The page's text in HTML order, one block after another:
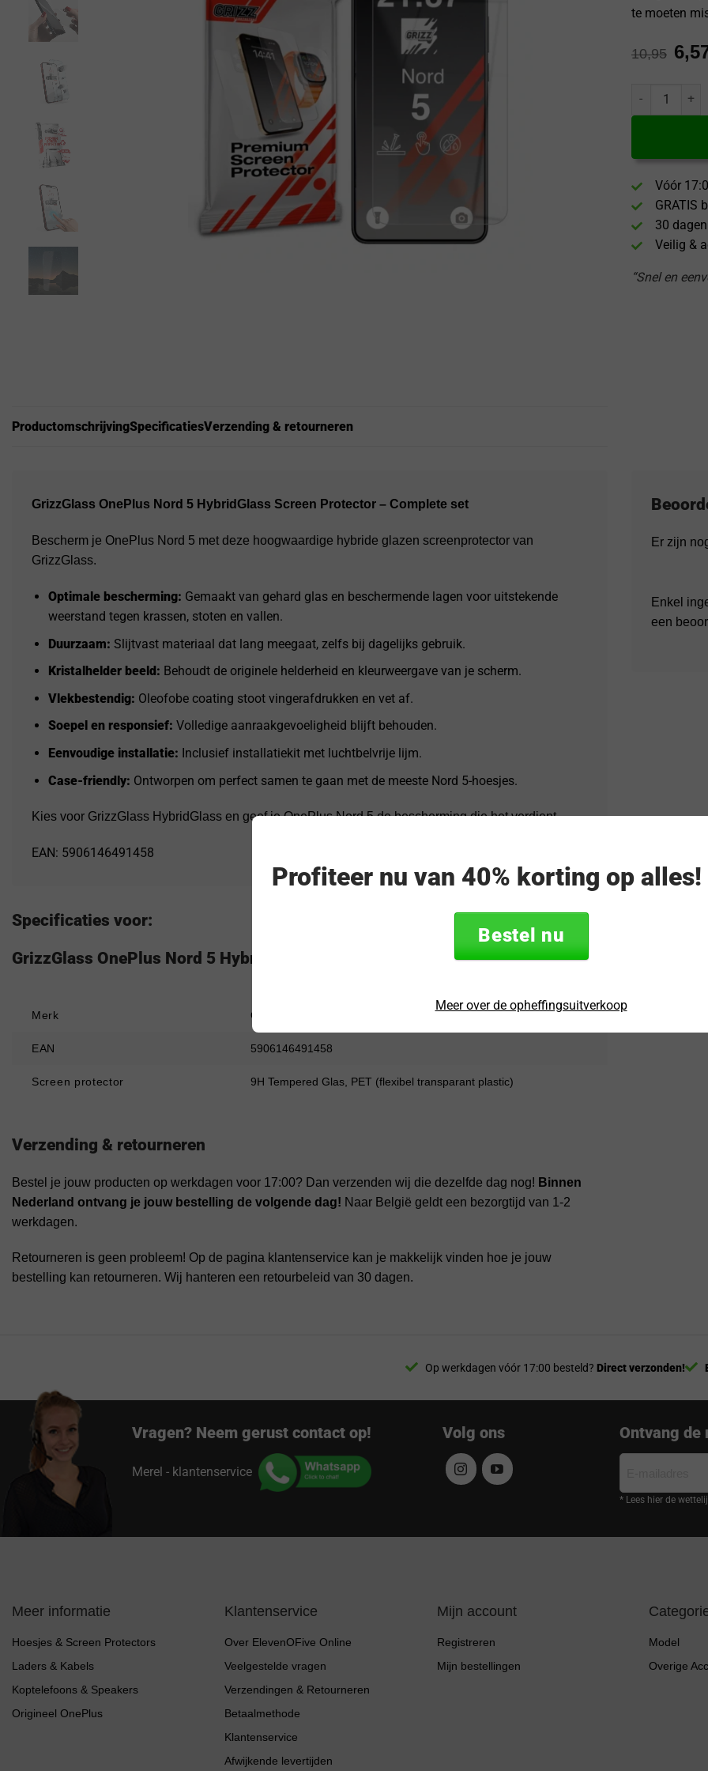
te moeten
10,95
GrizzGlass
Vóór
GRATIS
30
Veilig &
“Snel en
ProductomschrijvingSpecificatiesVerzending & retourneren
GrizzGlass OnePlus Nord 5 HybridGlass Screen Protector – Complete set
Bescherm je OnePlus Nord 5 met deze hoogwaardige hybride glazen screenprotector van
GrizzGlass.
Optimale bescherming: Gemaakt van gehard glas en beschermende lagen voor uitstekende
weerstand tegen krassen, stoten en vallen.
Duurzaam: Slijtvast materiaal dat lang meegaat, zelfs bij dagelijks gebruik.
Kristalhelder beeld: Behoudt de originele helderheid en kleurweergave van je scherm.
Vlekbestendig: Oleofobe coating stoot vingerafdrukken en vet af.
Soepel en responsief: Volledige aanraakgevoeligheid blijft behouden.
Eenvoudige installatie: Inclusief installatiekit met luchtbelvrije lijm.
Case-friendly: Ontworpen om perfect samen te gaan met de meeste Nord 5-hoesjes.
Kies voor GrizzGlass HybridGlass en geef je OnePlus Nord 5 de bescherming die het verdient.
EAN: 5906146491458
Specificaties voor:
GrizzGlass OnePlus Nord 5 HybridGlass Screen Protector
Merk GrizzGlass
EAN 5906146491458
Screen protector 9H Tempered Glas, PET (flexibel transparant plastic)
Verzending & retourneren
Bestel je jouw producten op werkdagen voor 17:00? Dan verzenden wij die dezelfde dag nog! Binnen
Nederland ontvang je jouw bestelling de volgende dag! Naar België geldt een bezorgtijd van 1-2
werkdagen.
Retourneren is geen probleem! Op de pagina klantenservice kan je makkelijk vinden hoe je jouw
bestelling kan retourneren. Wij hanteren een retourbeleid van 30 dagen.
Er zijn
Enkel
een
Op werkdagen vóór 17:00 besteld? Direct verzonden!
Vragen? Neem gerust contact op!
Merel - klantenservice
Volg ons Ontvang
* Lees hier de
Meer informatie
Hoesjes & Screen Protectors
Laders & Kabels
Koptelefoons & Speakers
Origineel OnePlus
Klantenservice
Over ElevenOFive Online
Veelgestelde vragen
Verzendingen & Retourneren
Betaalmethode
Klantenservice
Afwijkende levertijden
Mijn account
Registreren
Mijn bestellingen
Model
Overige
Profiteer nu van 40% korting op alles!
Bestel nu
Meer over de opheffingsuitverkoop